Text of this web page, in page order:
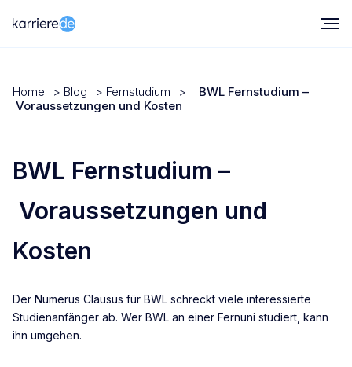
Home > Blog > Fernstudium >
BWL Fernstudium –
Voraussetzungen und Kosten
BWL Fernstudium –
Voraussetzungen und
Kosten
Der Numerus Clausus für BWL schreckt viele interessierte
Studienanfänger ab. Wer BWL an einer Fernuni studiert, kann
ihn umgehen.